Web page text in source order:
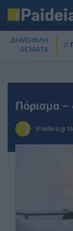
ΔΗΜΟΦΙΛΗ
ΘΕΜΑΤΑ
Πόρισμα –
iPaideia.gr